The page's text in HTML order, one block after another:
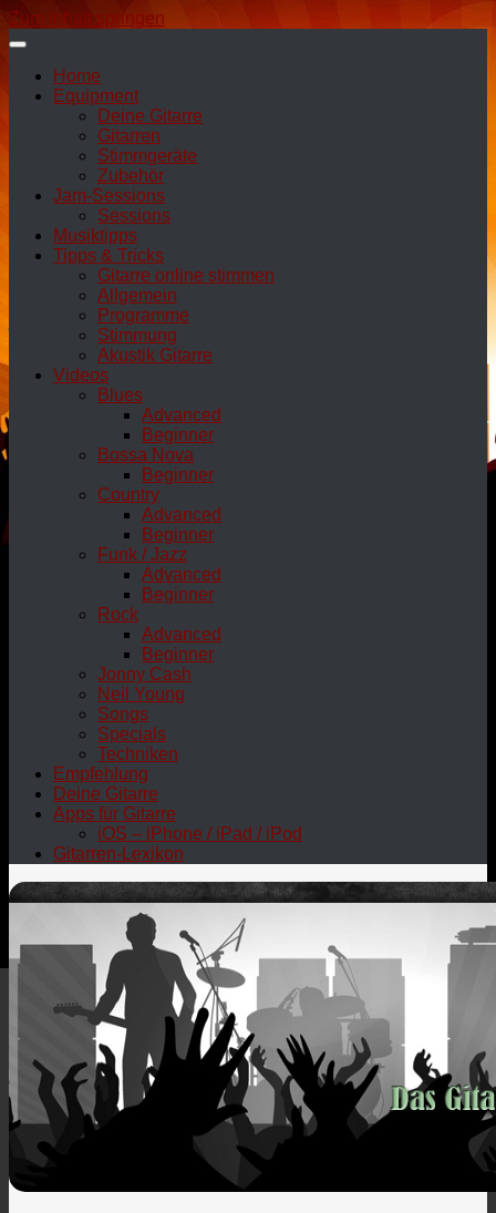
Zum Inhalt springen
Home
Equipment
Deine Gitarre
Gitarren
Stimmgeräte
Zubehör
Jam-Sessions
Sessions
Musiktipps
Tipps & Tricks
Gitarre online stimmen
Allgemein
Programme
Stimmung
Akustik Gitarre
Videos
Blues
Advanced
Beginner
Bossa Nova
Beginner
Country
Advanced
Beginner
Funk / Jazz
Advanced
Beginner
Rock
Advanced
Beginner
Jonny Cash
Neil Young
Songs
Specials
Techniken
Empfehlung
Deine Gitarre
Apps für Gitarre
iOS – iPhone / iPad / iPod
Gitarren-Lexikon